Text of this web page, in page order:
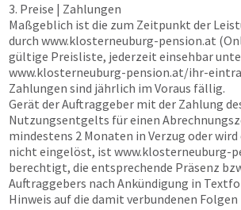
3. Preise | Zahlungen
Maßgeblich ist die zum Zeitpunkt der
durch www.klosterneuburg-pension.at
gültige Preisliste, jederzeit einsehbar
www.klosterneuburg-pension.at/ihr-
Zahlungen sind jährlich im Voraus fällig.
Gerät der Auftraggeber mit der Zahlung
Nutzungsentgelts für einen
mindestens 2 Monaten in Verzug oder
nicht eingelöst, ist www.klosterneuburg-
berechtigt, die entsprechende Präsenz
Auftraggebers nach Ankündigung in
Hinweis auf die damit verbundenen